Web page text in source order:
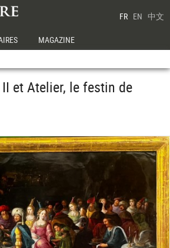
FR EN 中文
MAGAZINE
et Atelier, le festin de